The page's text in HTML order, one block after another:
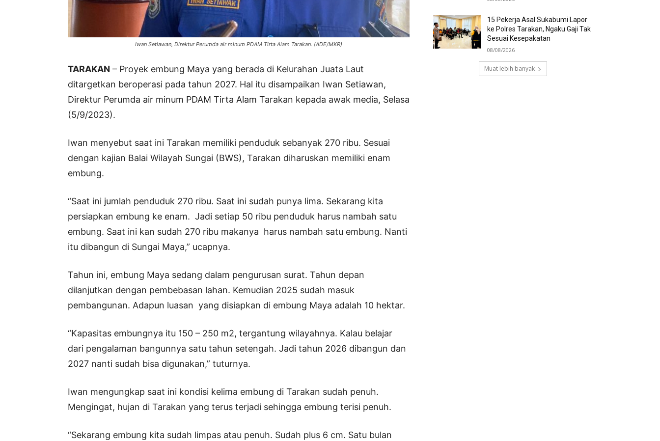
Iwan Setiawan, Direktur Perumda air minum PDAM Tirta Alam Tarakan. (ADE/MKR)
TARAKAN – Proyek embung Maya yang berada di Kelurahan Juata Laut
ditargetkan beroperasi pada tahun 2027. Hal itu disampaikan Iwan Setiawan,
Direktur Perumda air minum PDAM Tirta Alam Tarakan kepada awak media, Selasa
(5/9/2023).
Iwan menyebut saat ini Tarakan memiliki penduduk sebanyak 270 ribu. Sesuai
dengan kajian Balai Wilayah Sungai (BWS), Tarakan diharuskan memiliki enam
embung.
“Saat ini jumlah penduduk 270 ribu. Saat ini sudah punya lima. Sekarang kita
persiapkan embung ke enam. Jadi setiap 50 ribu penduduk harus nambah satu
embung. Saat ini kan sudah 270 ribu makanya harus nambah satu embung. Nanti
itu dibangun di Sungai Maya,” ucapnya.
Tahun ini, embung Maya sedang dalam pengurusan surat. Tahun depan
dilanjutkan dengan pembebasan lahan. Kemudian 2025 sudah masuk
pembangunan. Adapun luasan yang disiapkan di embung Maya adalah 10 hektar.
“Kapasitas embungnya itu 150 – 250 m2, tergantung wilayahnya. Kalau belajar
dari pengalaman bangunnya satu tahun setengah. Jadi tahun 2026 dibangun dan
2027 nanti sudah bisa digunakan,” tuturnya.
Iwan mengungkap saat ini kondisi kelima embung di Tarakan sudah penuh.
Mengingat, hujan di Tarakan yang terus terjadi sehingga embung terisi penuh.
“Sekarang embung kita sudah limpas atau penuh. Sudah plus 6 cm. Satu bulan
15 Pekerja Asal Sukabumi Lapor
ke Polres Tarakan, Ngaku Gaji Tak
Sesuai Kesepakatan
08/08/2026
Muat lebih banyak